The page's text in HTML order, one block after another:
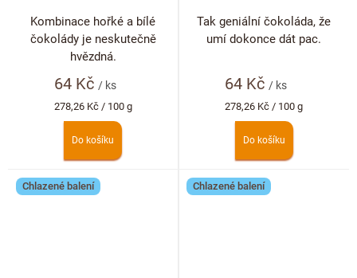
64 Kč / ks
Měrná
cena:
278,26 Kč / 100 g
Do košíku
Kombinace hořké a bílé
čokolády je neskutečně
hvězdná.
64 Kč/ ks
Měrná
cena:
278,26 Kč / 100 g
Do košíku
Tak geniální čokoláda, že
umí dokonce dát pac.
Chlazené balení Chlazené balení